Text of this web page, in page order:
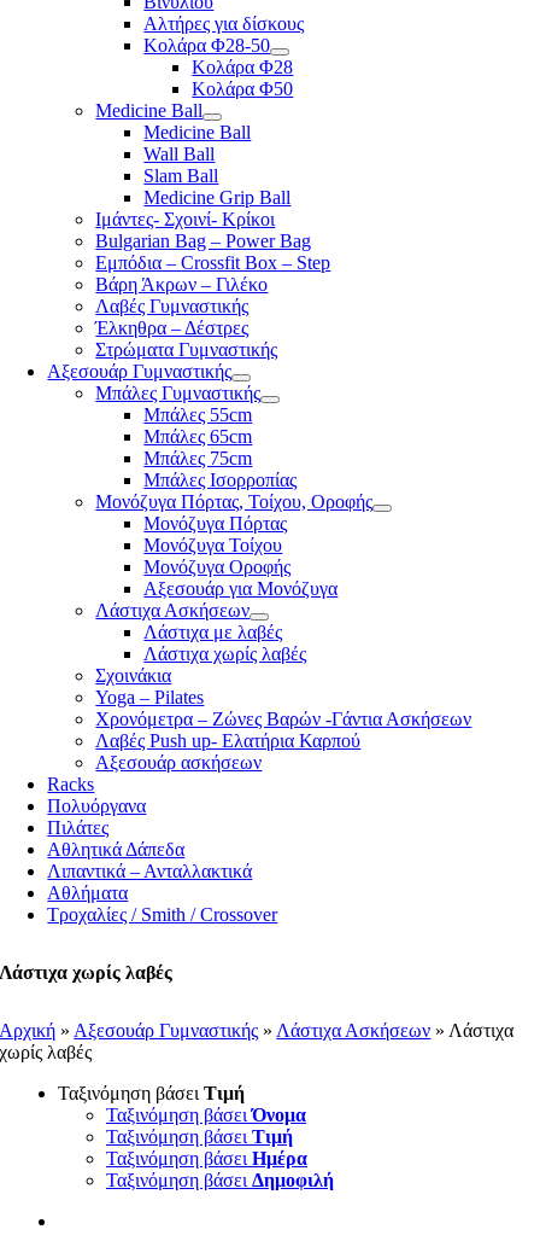
Αλτήρες για δίσκους
Κολάρα Φ28-50
Κολάρα Φ28
Κολάρα Φ50
Medicine Ball
Medicine Ball
Wall Ball
Slam Ball
Medicine Grip Ball
Ιμάντες- Σχοινί- Κρίκοι
Bulgarian Bag – Power Bag
Εμπόδια – Crossfit Box – Step
Βάρη Άκρων – Γιλέκο
Λαβές Γυμναστικής
Έλκηθρα – Δέστρες
Στρώματα Γυμναστικής
Αξεσουάρ Γυμναστικής
Μπάλες Γυμναστικής
Μπάλες 55cm
Μπάλες 65cm
Μπάλες 75cm
Μπάλες Ισορροπίας
Μονόζυγα Πόρτας, Τοίχου, Οροφής
Μονόζυγα Πόρτας
Μονόζυγα Τοίχου
Μονόζυγα Οροφής
Αξεσουάρ για Μονόζυγα
Λάστιχα Ασκήσεων
Λάστιχα με λαβές
Λάστιχα χωρίς λαβές
Σχοινάκια
Yoga – Pilates
Χρονόμετρα – Ζώνες Βαρών -Γάντια Ασκήσεων
Λαβές Push up- Ελατήρια Καρπού
Αξεσουάρ ασκήσεων
Racks
Πολυόργανα
Πιλάτες
Αθλητικά Δάπεδα
Λιπαντικά – Ανταλλακτικά
Αθλήματα
Τροχαλίες / Smith / Crossover
Λάστιχα χωρίς λαβές
Αρχική » Αξεσουάρ Γυμναστικής » Λάστιχα Ασκήσεων » Λάστιχα
χωρίς λαβές
Ταξινόμηση βάσει Τιμή
Ταξινόμηση βάσειΌνομα
Ταξινόμηση βάσει Τιμή
Ταξινόμηση βάσει Ημέρα
Ταξινόμηση βάσει Δημοφιλή